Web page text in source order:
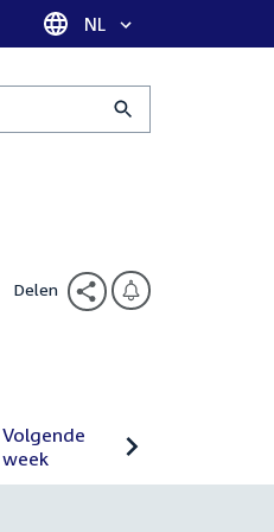
Taal selectie
NL
Delen
Volgende
week
Volgende